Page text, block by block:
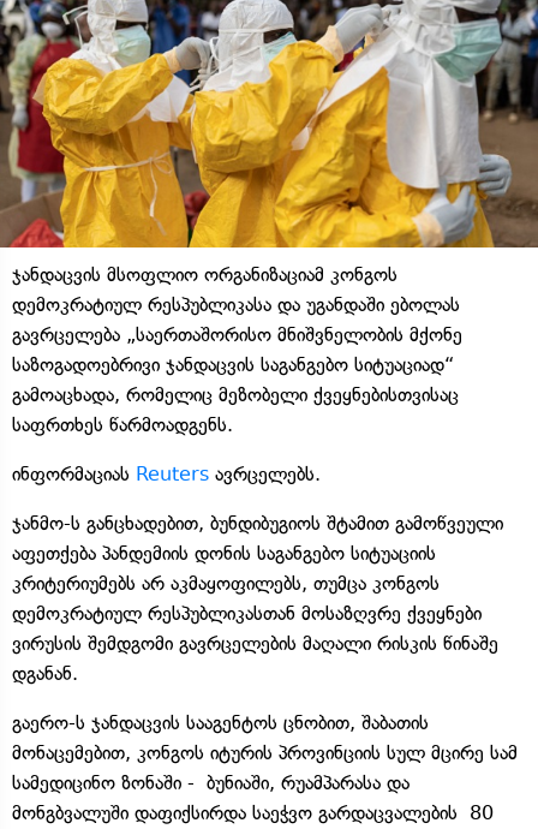
ჯანდაცვის მსოფლიო ორგანიზაციამ კონგოს
დემოკრატიულ რესპუბლიკასა და უგანდაში ებოლას
გავრცელება „საერთაშორისო მნიშვნელობის მქონე
საზოგადოებრივი ჯანდაცვის საგანგებო სიტუაციად“
გამოაცხადა, რომელიც მეზობელი ქვეყნებისთვისაც
საფრთხეს წარმოადგენს.
ინფორმაციას Reuters ავრცელებს.
ჯანმო-ს განცხადებით, ბუნდიბუგიოს შტამით გამოწვეული
აფეთქება პანდემიის დონის საგანგებო სიტუაციის
კრიტერიუმებს არ აკმაყოფილებს, თუმცა კონგოს
დემოკრატიულ რესპუბლიკასთან მოსაზღვრე ქვეყნები
ვირუსის შემდგომი გავრცელების მაღალი რისკის წინაშე
დგანან.
გაერო-ს ჯანდაცვის სააგენტოს ცნობით, შაბათის
მონაცემებით, კონგოს იტურის პროვინციის სულ მცირე სამ
სამედიცინო ზონაში - ბუნიაში, რუამპარასა და
მონგბვალუში დაფიქსირდა საეჭვო გარდაცვალების 80